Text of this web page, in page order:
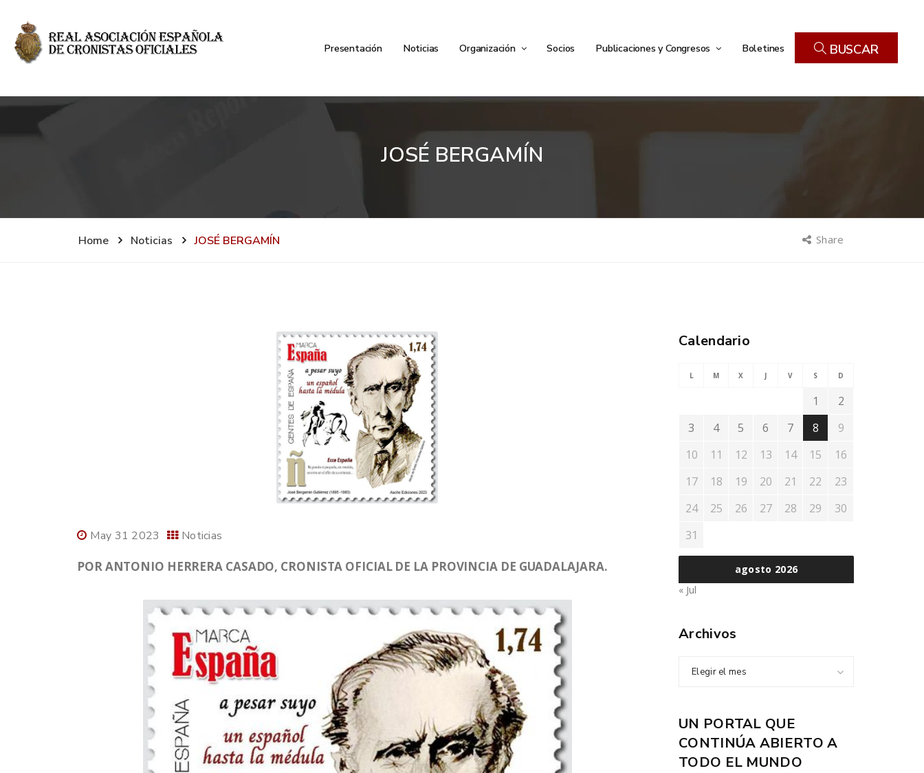
Presentación Noticias Organización Socios Publicaciones y Congresos Boletines BUSCAR
JOSÉ BERGAMÍN
Home Noticias JOSÉ BERGAMÍN Share
May 31 2023 Noticias
POR ANTONIO HERRERA CASADO, CRONISTA OFICIAL DE LA PROVINCIA DE GUADALAJARA.
Calendario
agosto 2026
L M X J V S D
1
2
3
4 5 6 7 8
9
10
11 12 13 14 15
16
17
18 19 20 21 22
23
24
25 26 27 28 29
30
31
« Jul
Archivos
Elegir el mes
UN PORTAL QUE
CONTINÚA ABIERTO A
TODO EL MUNDO